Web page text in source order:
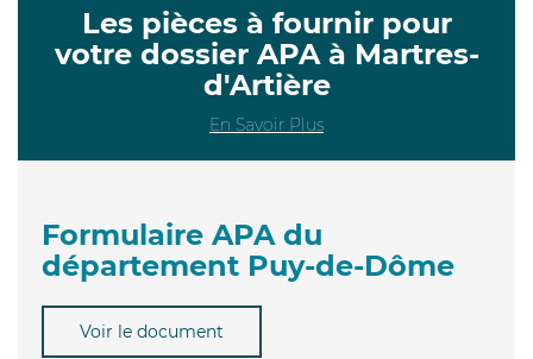
Les pièces à fournir pour
votre dossier APA à Martres-
d'Artière
En Savoir Plus
Formulaire APA du
département Puy-de-Dôme
Voir le document